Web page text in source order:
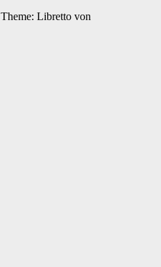
Theme: Libretto von